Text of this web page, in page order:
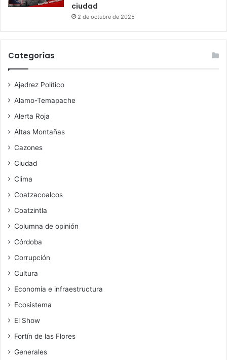
ciudad
2 de octubre de 2025
Categorías
Ajedrez Político
Alamo-Temapache
Alerta Roja
Altas Montañas
Cazones
Ciudad
Clima
Coatzacoalcos
Coatzintla
Columna de opinión
Córdoba
Corrupción
Cultura
Economía e infraestructura
Ecosistema
El Show
Fortín de las Flores
Generales